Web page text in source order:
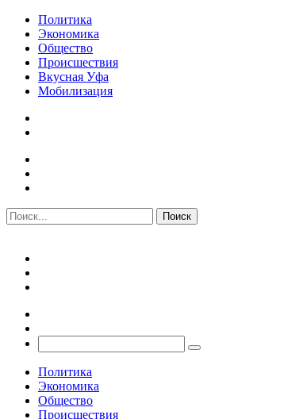
Политика
Экономика
Общество
Происшествия
Вкусная Уфа
Мобилизация
Политика
Экономика
Общество
Происшествия